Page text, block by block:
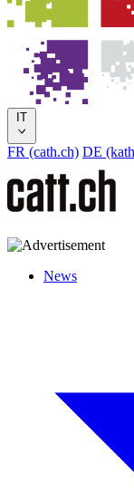
IT
FR (cath.ch) DE
News